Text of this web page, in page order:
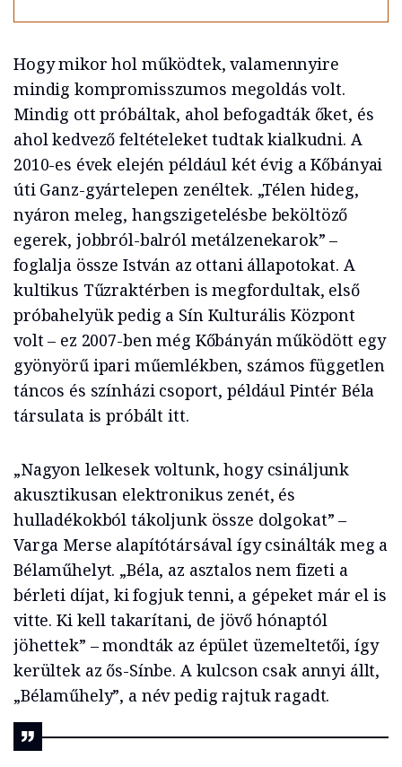
Hogy mikor hol működtek, valamennyire
mindig kompromisszumos megoldás volt.
Mindig ott próbáltak, ahol befogadták őket, és
ahol kedvező feltételeket tudtak kialkudni. A
2010-es évek elején például két évig a Kőbányai
úti Ganz-gyártelepen zenéltek. „Télen hideg,
nyáron meleg, hangszigetelésbe beköltöző
egerek, jobbról-balról metálzenekarok” –
foglalja össze István az ottani állapotokat. A
kultikus Tűzraktérben is megfordultak, első
próbahelyük pedig a Sín Kulturális Központ
volt – ez 2007-ben még Kőbányán működött egy
gyönyörű ipari műemlékben, számos független
táncos és színházi csoport, például Pintér Béla
társulata is próbált itt.
„Nagyon lelkesek voltunk, hogy csináljunk
akusztikusan elektronikus zenét, és
hulladékokból tákoljunk össze dolgokat” –
Varga Merse alapítótársával így csinálták meg a
Bélaműhelyt. „Béla, az asztalos nem fizeti a
bérleti díjat, ki fogjuk tenni, a gépeket már el is
vitte. Ki kell takarítani, de jövő hónaptól
jöhettek” – mondták az épület üzemeltetői, így
kerültek az ős-Sínbe. A kulcson csak annyi állt,
„Bélaműhely”, a név pedig rajtuk ragadt.